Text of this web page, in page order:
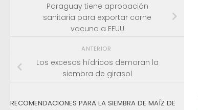
Paraguay tiene aprobación
sanitaria para exportar carne
vacuna a EEUU
ANTERIOR
Los excesos hídricos demoran la
siembra de girasol
RECOMENDACIONES PARA LA SIEMBRA DE MAÍZ DE